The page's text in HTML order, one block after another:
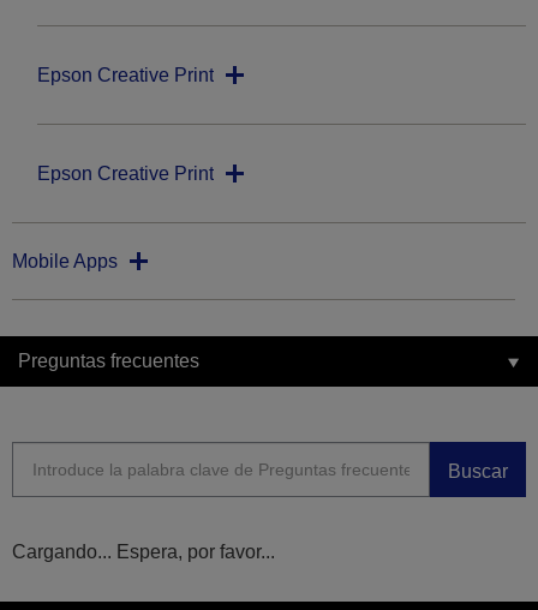
Epson Creative Print
Epson Creative Print
Mobile Apps
Preguntas frecuentes
Buscar
Cargando... Espera, por favor...